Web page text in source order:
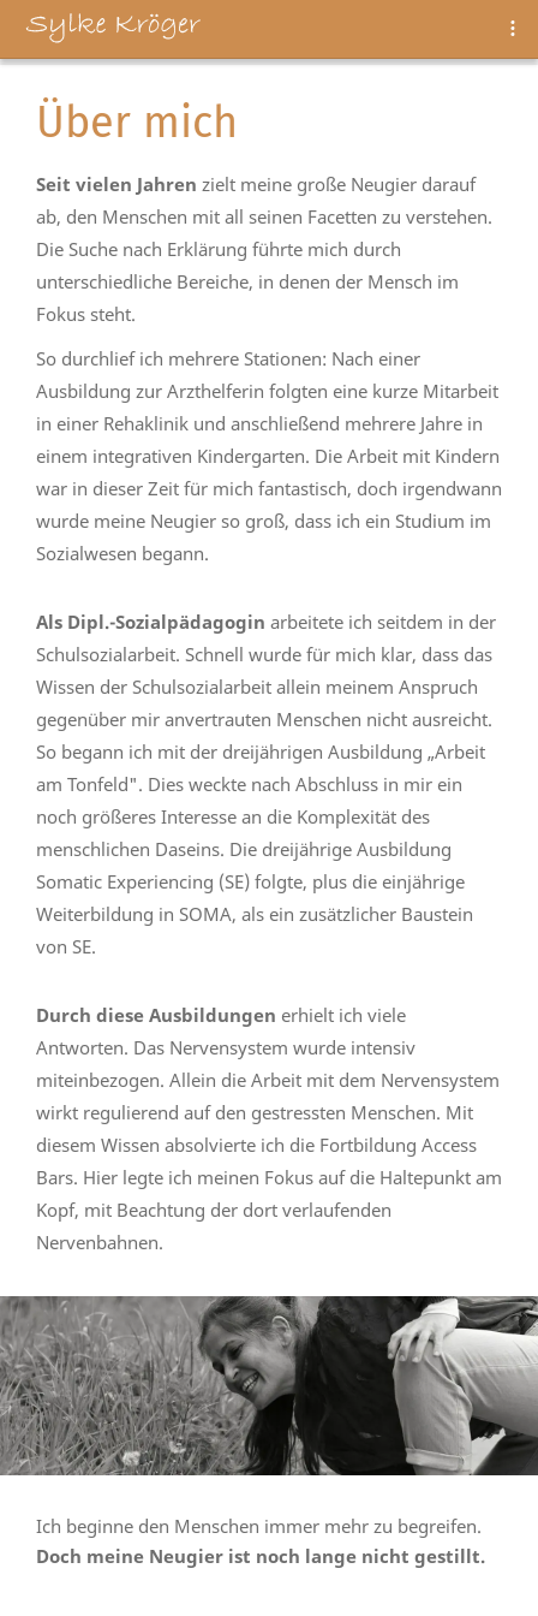
Über mich
Seit vielen Jahren zielt meine große Neugier darauf
ab, den Menschen mit all seinen Facetten zu verstehen.
Die Suche nach Erklärung führte mich durch
unterschiedliche Bereiche, in denen der Mensch im
Fokus steht.
So durchlief ich mehrere Stationen: Nach einer
Ausbildung zur Arzthelferin folgten eine kurze Mitarbeit
in einer Rehaklinik und anschließend mehrere Jahre in
einem integrativen Kindergarten. Die Arbeit mit Kindern
war in dieser Zeit für mich fantastisch, doch irgendwann
wurde meine Neugier so groß, dass ich ein Studium im
Sozialwesen begann.
Als Dipl.-Sozialpädagogin arbeitete ich seitdem in der
Schulsozialarbeit. Schnell wurde für mich klar, dass das
Wissen der Schulsozialarbeit allein meinem Anspruch
gegenüber mir anvertrauten Menschen nicht ausreicht.
So begann ich mit der dreijährigen Ausbildung „Arbeit
am Tonfeld". Dies weckte nach Abschluss in mir ein
noch größeres Interesse an die Komplexität des
menschlichen Daseins. Die dreijährige Ausbildung
Somatic Experiencing (SE) folgte, plus die einjährige
Weiterbildung in SOMA, als ein zusätzlicher Baustein
von SE.
Durch diese Ausbildungen erhielt ich viele
Antworten. Das Nervensystem wurde intensiv
miteinbezogen. Allein die Arbeit mit dem Nervensystem
wirkt regulierend auf den gestressten Menschen. Mit
diesem Wissen absolvierte ich die Fortbildung Access
Bars. Hier legte ich meinen Fokus auf die Haltepunkt am
Kopf, mit Beachtung der dort verlaufenden
Nervenbahnen.
Ich beginne den Menschen immer mehr zu begreifen.
Doch meine Neugier ist noch lange nicht gestillt.